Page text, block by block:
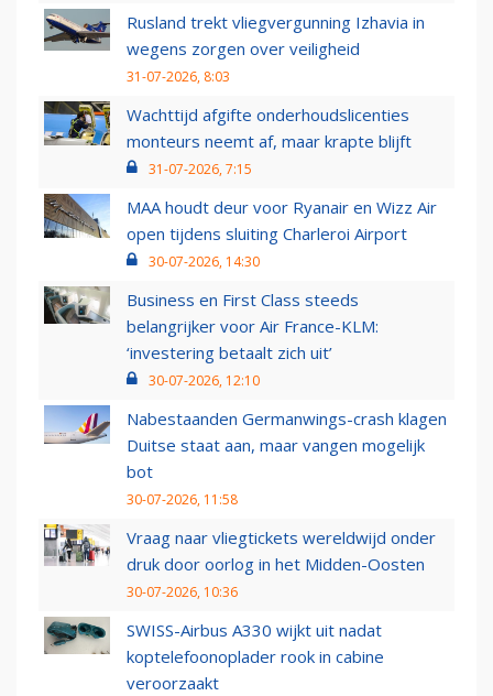
Rusland trekt vliegvergunning Izhavia in
wegens zorgen over veiligheid
31-07-2026, 8:03
Wachttijd afgifte onderhoudslicenties
monteurs neemt af, maar krapte blijft
31-07-2026, 7:15
MAA houdt deur voor Ryanair en Wizz Air
open tijdens sluiting Charleroi Airport
30-07-2026, 14:30
Business en First Class steeds
belangrijker voor Air France-KLM:
‘investering betaalt zich uit’
30-07-2026, 12:10
Nabestaanden Germanwings-crash klagen
Duitse staat aan, maar vangen mogelijk
bot
30-07-2026, 11:58
Vraag naar vliegtickets wereldwijd onder
druk door oorlog in het Midden-Oosten
30-07-2026, 10:36
SWISS-Airbus A330 wijkt uit nadat
koptelefoonoplader rook in cabine
veroorzaakt